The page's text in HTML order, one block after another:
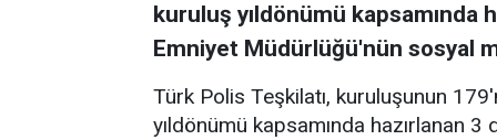
kuruluş yıldönümü kapsamında
Emniyet Müdürlüğü'nün sosyal
Türk Polis Teşkilatı, kuruluşunun
yıldönümü kapsamında hazırlanan